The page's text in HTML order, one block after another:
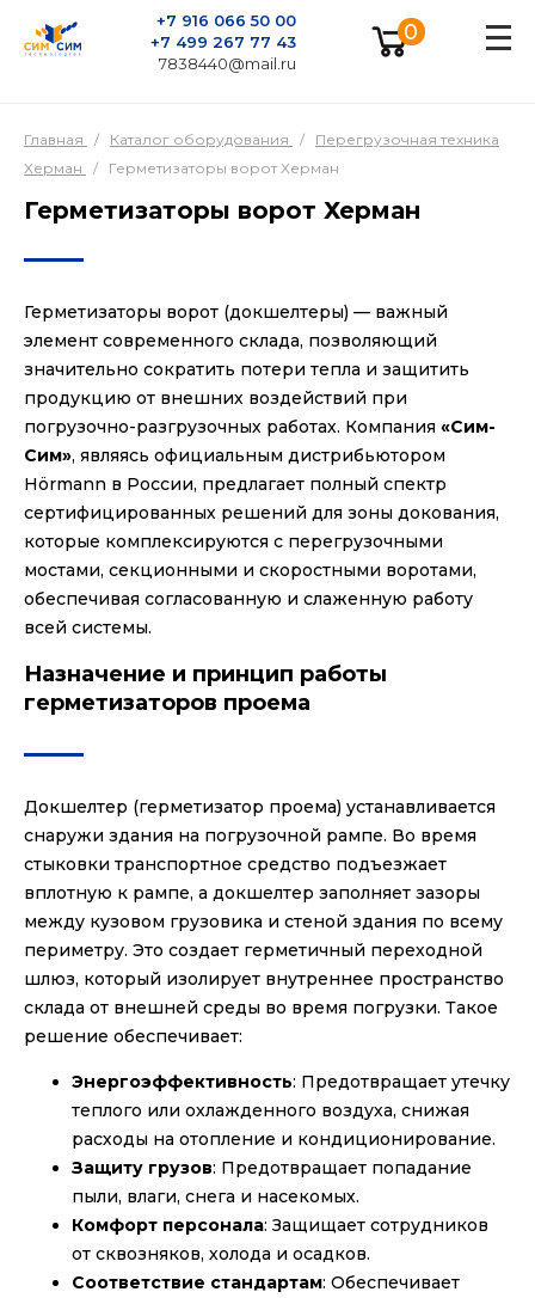
+7 916 066 50 00
+7 499 267 77 43
7838440@mail.ru
0
Главная / Каталог оборудования / Перегрузочная техника
Херман
/ Герметизаторы ворот Херман
Герметизаторы ворот Херман
Герметизаторы ворот (докшелтеры) — важный
элемент современного склада, позволяющий
значительно сократить потери тепла и защитить
продукцию от внешних воздействий при
погрузочно-разгрузочных работах. Компания «Сим-
Сим», являясь официальным дистрибьютором
Hörmann в России, предлагает полный спектр
сертифицированных решений для зоны докования,
которые комплексируются с перегрузочными
мостами, секционными и скоростными воротами,
обеспечивая согласованную и слаженную работу
всей системы.
Назначение и принцип работы
герметизаторов проема
Докшелтер (герметизатор проема) устанавливается
снаружи здания на погрузочной рампе. Во время
стыковки транспортное средство подъезжает
вплотную к рампе, а докшелтер заполняет зазоры
между кузовом грузовика и стеной здания по всему
периметру. Это создает герметичный переходной
шлюз, который изолирует внутреннее пространство
склада от внешней среды во время погрузки. Такое
решение обеспечивает:
Энергоэффективность: Предотвращает утечку
теплого или охлажденного воздуха, снижая
расходы на отопление и кондиционирование.
Защиту грузов: Предотвращает попадание
пыли, влаги, снега и насекомых.
Комфорт персонала: Защищает сотрудников
от сквозняков, холода и осадков.
Соответствие стандартам: Обеспечивает